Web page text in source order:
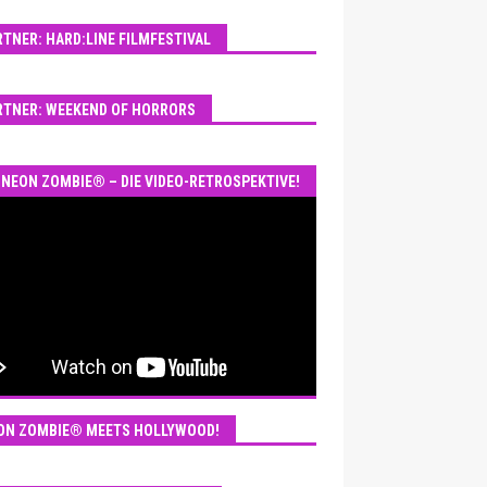
HARD:LINE FILMFESTIVAL
WEEKEND OF HORRORS
NEON ZOMBIE® – DIE VIDEO-RETROSPEKTIVE!
ZOMBIE® MEETS HOLLYWOOD!